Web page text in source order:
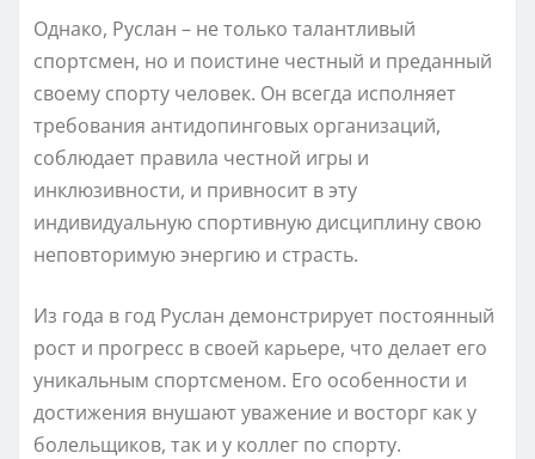
Однако, Руслан – не только талантливый
спортсмен, но и поистине честный и преданный
своему спорту человек. Он всегда исполняет
требования антидопинговых организаций,
соблюдает правила честной игры и
инклюзивности, и привносит в эту
индивидуальную спортивную дисциплину свою
неповторимую энергию и страсть.
Из года в год Руслан демонстрирует постоянный
рост и прогресс в своей карьере, что делает его
уникальным спортсменом. Его особенности и
достижения внушают уважение и восторг как у
болельщиков, так и у коллег по спорту.